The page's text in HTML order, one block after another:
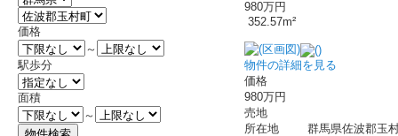
980万円
352.57m²
物件の詳細を見る
価格
980万円
売地
所在地
群馬県佐波郡玉
価格
～
駅歩分
面積
～